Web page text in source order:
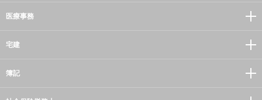
医療事務
宅建
簿記